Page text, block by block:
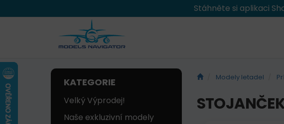
Stáhněte si aplikaci
KATEGORIE
Velký Výprodej!
Naše exkluzivní modely
Modely letadel